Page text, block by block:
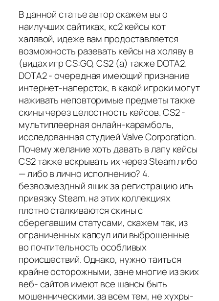
В данной статье автор скажем вы о
наилучших сайтиках, кс2 кейсы кот
халявой, идеже вам продоставляется
возможность разевать кейсы на холяву в
(видах игр CS:GO, CS2 (а) также DOTA2.
DOTA2 - очередная имеющий признание
интернет-наперсток, в какой игроки могут
наживать неповторимые предметы также
скины через целостность кейсов. CS2 -
мультиплеерная онлайн-карамболь,
исследованная студией Valve Corporation.
Почему желание хоть давать в лапу кейсы
CS2 также вскрывать их через Steam либо
— либо в лично исполнению? 4.
безвозмездный ящик за регистрацию иль
привязку Steam. на этих коллекциях
плотно сталкиваются скины с
сберегавшим статусами, скажем так, из
ограниченных капсул или выброшенные
во почтительность особливых
происшествий. Однако, нужно таиться
крайне осторожными, зане многие из эких
веб- сайтов имеют все шансы быть
мошенническими. за всем тем, не хухры-